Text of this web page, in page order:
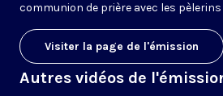
communion de prière avec les pèlerins
Visiter la page de l'émission
Autres vidéos de